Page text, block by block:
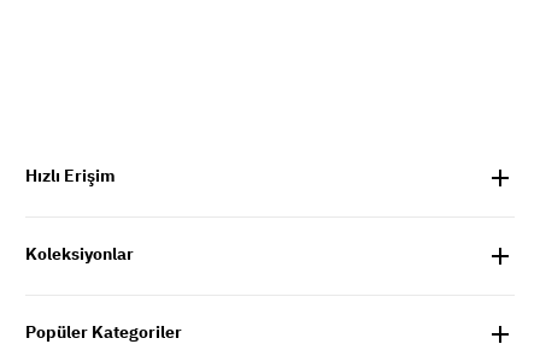
Hızlı Erişim
Koleksiyonlar
Popüler Kategoriler